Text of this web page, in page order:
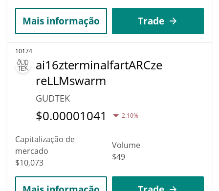
Mais informação Trade
10174
ai16zterminalfartARCze
reLLMswarm
GUDTEK
$0.00001041 2.10%
Capitalização de
mercado
$10,073
Volume
$49